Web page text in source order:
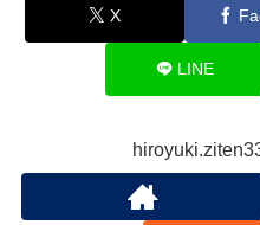
X
LINE